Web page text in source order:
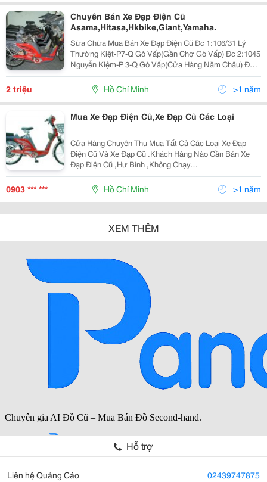
Chuyên Bán Xe Đạp Điện Cũ
Asama,Hitasa,Hkbike,Giant,Yamaha.
Sữa Chữa Mua Bán Xe Đạp Điện Cũ Đc 1:106/31 Lý
Thường Kiệt-P7-Q Gò Vấp(Gần Chợ Gò Vấp) Đc 2:1045
Nguyễn Kiệm-P 3-Q Gò Vấp(Cửa Hàng Năm Châu) Đc
3:1A Nguyễn Đình Chiểu-P Đakao-Q1(Gọi Trước Khi
Tới,Cảm Ơn). Qúy Khách Có Nhu Cầu
2 triệu Hồ Chí Minh >1 năm
Mua Xe Đạp Điện Cũ,Xe Đạp Cũ Các Loại
Cửa Hàng Chuyên Thu Mua Tất Cả Các Loại Xe Đạp
Điện Cũ Và Xe Đạp Cũ .Khách Hàng Nào Cần Bán Xe
Đạp Điện Cũ ,Hư Bình ,Không Chạy
Được&Hellip;&Hellip;Hãy Liên Hệ A Thịnh
0903394679.Đến Tận Nhà Mua Xe,Không Ngại Xa.
0903 *** *** Hồ Chí Minh >1 năm
XEM THÊM
Hỗ trợ
Liên hệ Quảng Cáo 02439747875